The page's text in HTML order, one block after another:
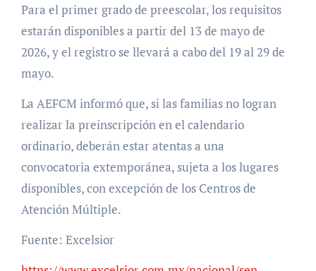
Para el primer grado de preescolar, los requisitos
estarán disponibles a partir del 13 de mayo de
2026, y el registro se llevará a cabo del 19 al 29 de
mayo.
La AEFCM informó que, si las familias no logran
realizar la preinscripción en el calendario
ordinario, deberán estar atentas a una
convocatoria extemporánea, sujeta a los lugares
disponibles, con excepción de los Centros de
Atención Múltiple.
Fuente: Excelsior